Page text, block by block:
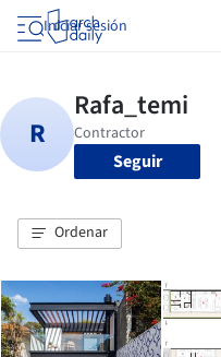
Iniciar sesión
Seguir
Ordenar